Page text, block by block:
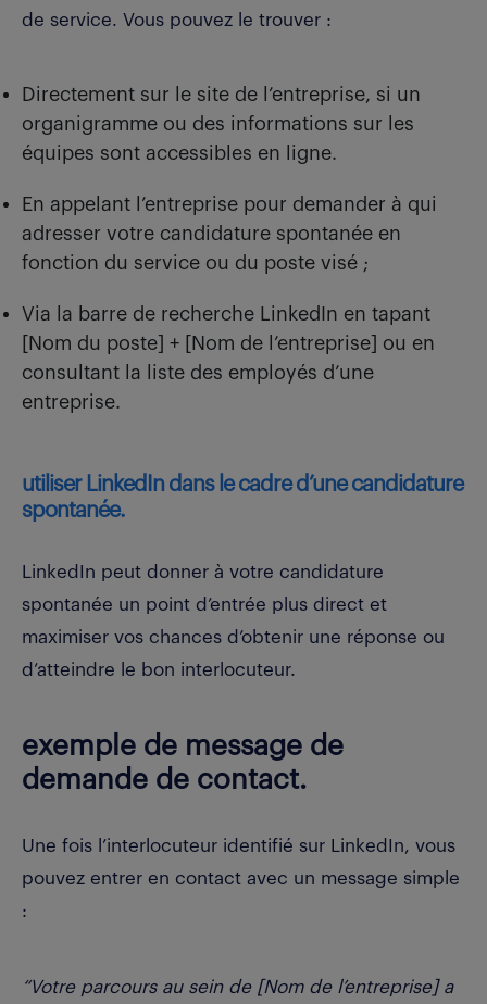
de service. Vous pouvez le trouver :
Directement sur le site de l’entreprise, si un
organigramme ou des informations sur les
équipes sont accessibles en ligne.
En appelant l’entreprise pour demander à qui
adresser votre candidature spontanée en
fonction du service ou du poste visé ;
Via la barre de recherche LinkedIn en tapant
[Nom du poste] + [Nom de l’entreprise] ou en
consultant la liste des employés d’une
entreprise.
utiliser LinkedIn dans le cadre d’une candidature
spontanée.
LinkedIn peut donner à votre candidature
spontanée un point d’entrée plus direct et
maximiser vos chances d’obtenir une réponse ou
d’atteindre le bon interlocuteur.
exemple de message de
demande de contact.
Une fois l’interlocuteur identifié sur LinkedIn, vous
pouvez entrer en contact avec un message simple
:
“Votre parcours au sein de [Nom de l’entreprise] a